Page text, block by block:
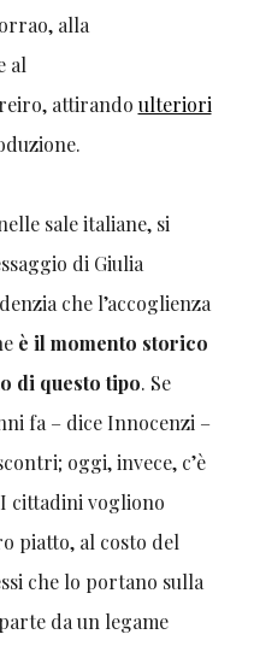
alla
al
attirando ulteriori
sale italiane, si
di Giulia
che l’accoglienza
è il momento storico
di questo tipo. Se
fa – dice Innocenzi –
oggi, invece, c’è
cittadini vogliono
piatto, al costo del
che lo portano sulla
da un legame